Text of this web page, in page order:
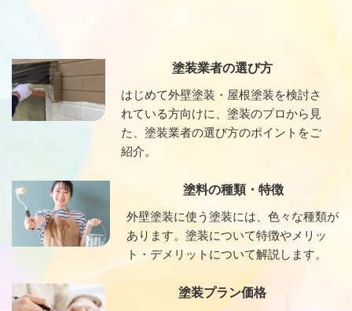
塗装業者の選び方
はじめて外壁塗装・屋根塗装を検討さ
れている方向けに、塗装のプロから見
た、塗装業者の選び方のポイントをご
紹介。
塗料の種類・特徴
外壁塗装に使う塗装には、色々な種類が
あります。塗装について特徴やメリッ
ト・デメリットについて解説します。
塗装プラン価格